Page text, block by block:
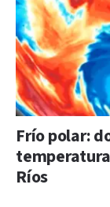
Frío polar:
Ríos